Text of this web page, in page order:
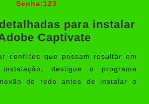
Senha:123
para instalar
Captivate
conflitos que possam resultar em
desligue o programa
de rede antes de instalar o